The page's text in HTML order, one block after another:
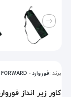
برند :فوروارد - FORWARD